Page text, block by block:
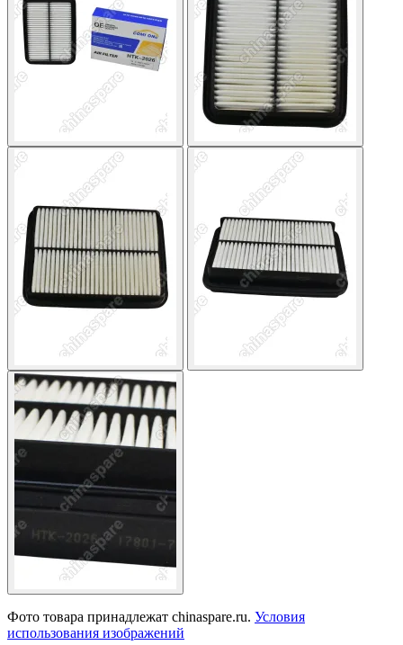
Фото товара принадлежат chinaspare.ru. Условия
использования изображений